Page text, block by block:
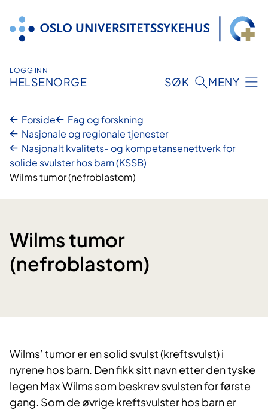
innhold
LOGG INN
HELSENORGE SØK MENY
Forside
Fag og forskning
Nasjonale og regionale tjenester
Nasjonalt kvalitets- og kompetansenettverk for
solide svulster hos barn (KSSB)
Wilms tumor (nefroblastom)
Wilms tumor
(nefroblastom)
Wilms’ tumor er en solid svulst (kreftsvulst) i
nyrene hos barn. Den fikk sitt navn etter den tyske
legen Max Wilms som beskrev svulsten for første
gang. Som de øvrige kreftsvulster hos barn er